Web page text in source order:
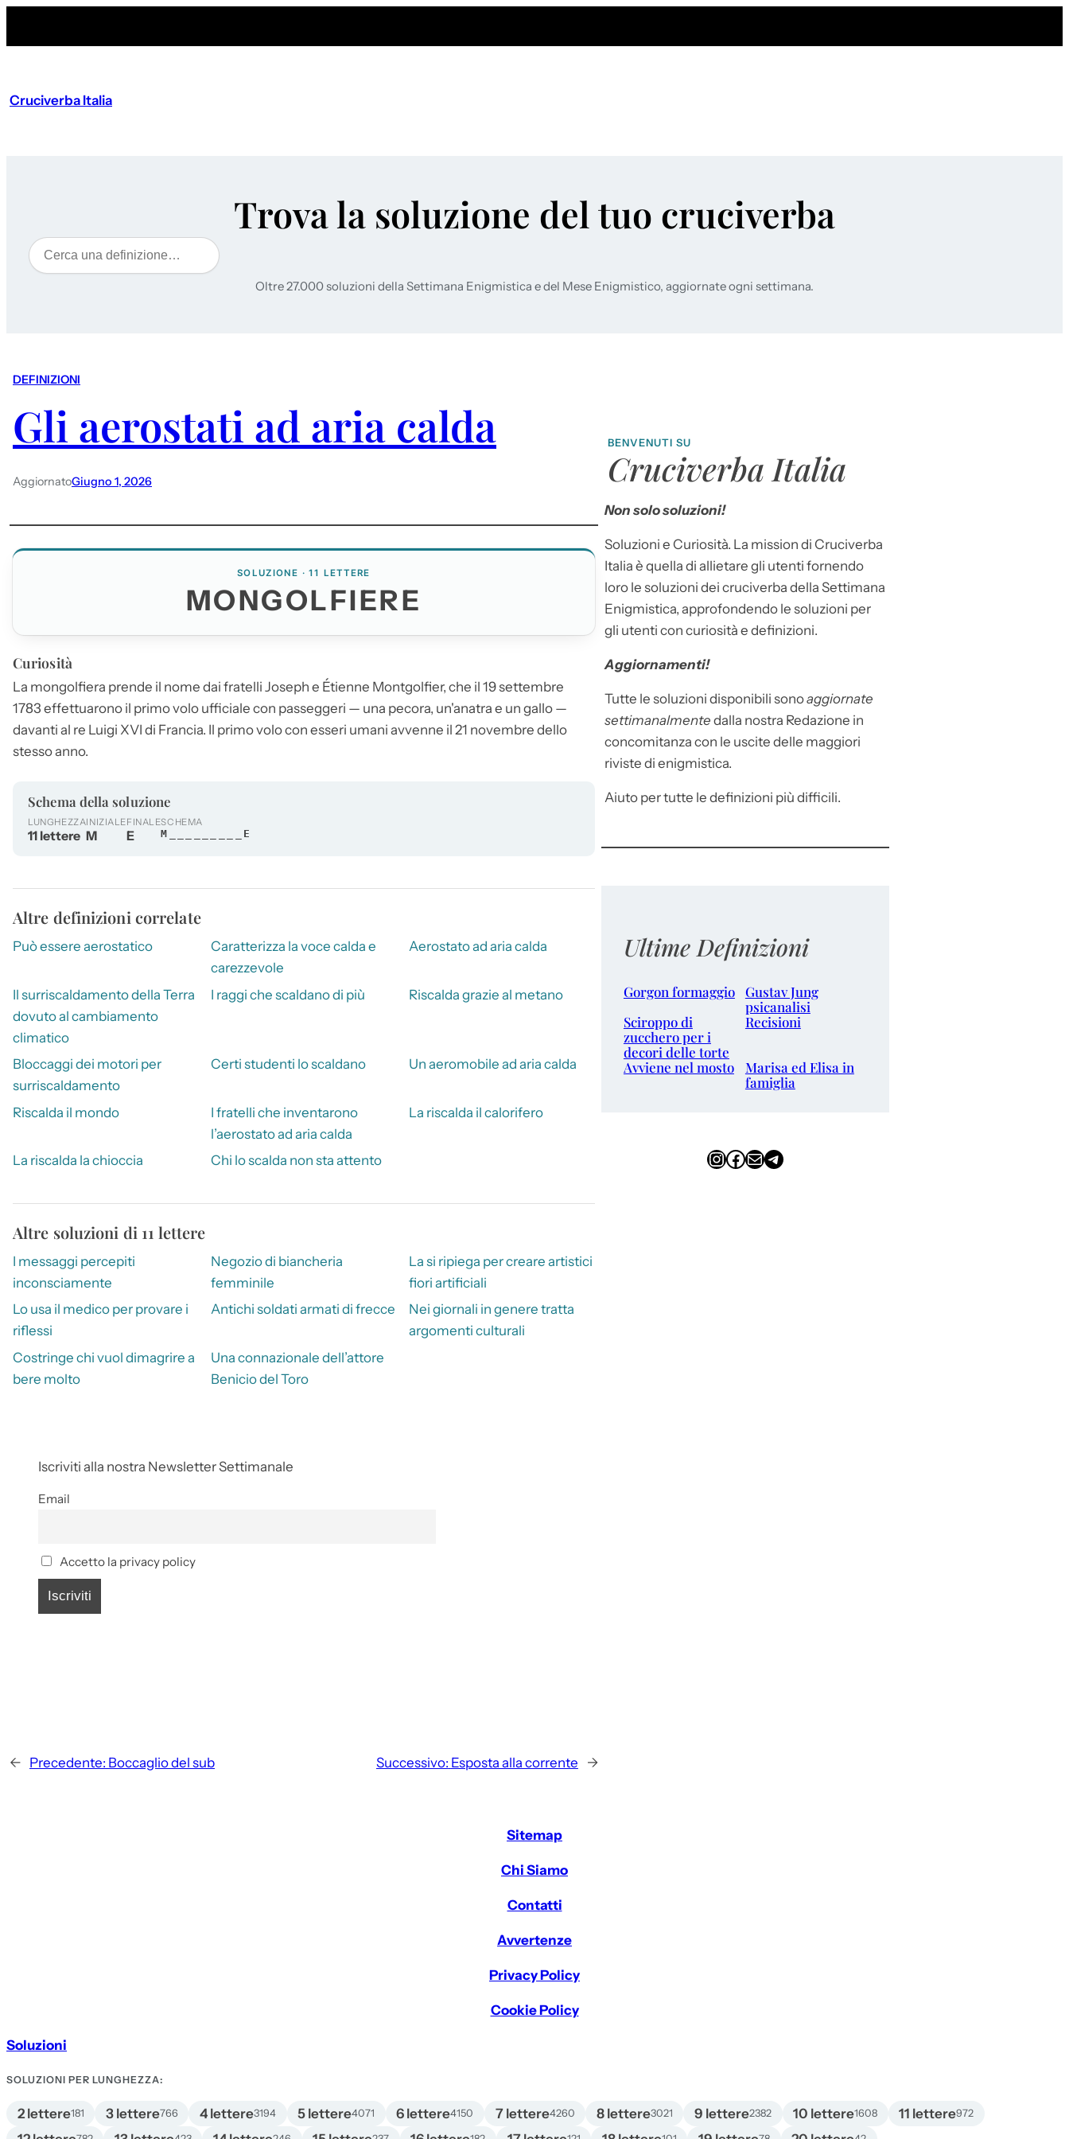
Cruciverba Italia
Trova la soluzione del tuo cruciverba
Cerca
Oltre 27.000 soluzioni della Settimana Enigmistica e del Mese Enigmistico, aggiornate ogni settimana.
DEFINIZIONI
Gli aerostati ad aria calda
AggiornatoGiugno 1, 2026
SOLUZIONE · 11 LETTERE
MONGOLFIERE
Curiosità
La mongolfiera prende il nome dai fratelli Joseph e Étienne Montgolfier, che il 19 settembre
1783 effettuarono il primo volo ufficiale con passeggeri — una pecora, un'anatra e un gallo —
davanti al re Luigi XVI di Francia. Il primo volo con esseri umani avvenne il 21 novembre dello
stesso anno.
Schema della soluzione
LUNGHEZZA
11 lettere
INIZIALE
M
FINALE
E
SCHEMA
M_________E
Altre definizioni correlate
Può essere aerostatico
Caratterizza la voce calda e
carezzevole
Aerostato ad aria calda
Il surriscaldamento della Terra
dovuto al cambiamento
climatico
I raggi che scaldano di più Riscalda grazie al metano
Bloccaggi dei motori per
surriscaldamento
Certi studenti lo scaldano Un aeromobile ad aria calda
Riscalda il mondo
I fratelli che inventarono
l’aerostato ad aria calda
La riscalda il calorifero
La riscalda la chioccia Chi lo scalda non sta attento
Altre soluzioni di 11 lettere
I messaggi percepiti
inconsciamente
Negozio di biancheria
femminile
La si ripiega per creare artistici
fiori artificiali
Lo usa il medico per provare i
riflessi
Antichi soldati armati di frecce
Nei giornali in genere tratta
argomenti culturali
Costringe chi vuol dimagrire a
bere molto
Una connazionale dell’attore
Benicio del Toro
Iscriviti alla nostra Newsletter Settimanale
Email
Accetto la privacy policy
← Precedente: Boccaglio del sub Successivo: Esposta alla corrente →
BENVENUTI SU
Cruciverba Italia
Non solo soluzioni!
Soluzioni e Curiosità. La mission di Cruciverba
Italia è quella di allietare gli utenti fornendo
loro le soluzioni dei cruciverba della Settimana
Enigmistica, approfondendo le soluzioni per
gli utenti con curiosità e definizioni.
Aggiornamenti!
Tutte le soluzioni disponibili sonoaggiornate
settimanalmente dalla nostra Redazione in
concomitanza con le uscite delle maggiori
riviste di enigmistica.
Aiuto per tutte le definizioni più difficili.
Ultime Definizioni
Gorgon formaggio Gustav Jung
psicanalisi
Sciroppo di
zucchero per i
decori delle torte
Recisioni
Avviene nel mosto
Marisa ed Elisa in
famiglia
InstagramFacebook Email Telegram
Sitemap
Chi Siamo
Contatti
Avvertenze
Privacy Policy
Cookie Policy
Soluzioni
SOLUZIONI PER LUNGHEZZA:
2 lettere181 3 lettere766 4 lettere3194 5 lettere4071 6 lettere4150 7 lettere4260 8 lettere3021 9 lettere2382 10 lettere1608 11 lettere972